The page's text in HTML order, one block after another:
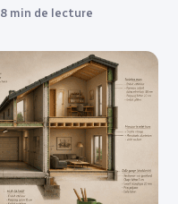
8 min de lecture